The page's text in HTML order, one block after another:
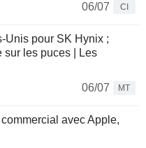
06/07
CI
Unis pour SK Hynix ;
sur les puces | Les
06/07
MT
avec Apple,